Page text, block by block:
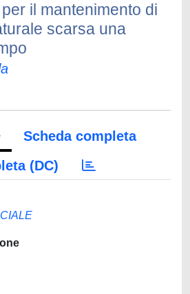
il mantenimento di
scarsa una
Scheda completa
(DC)